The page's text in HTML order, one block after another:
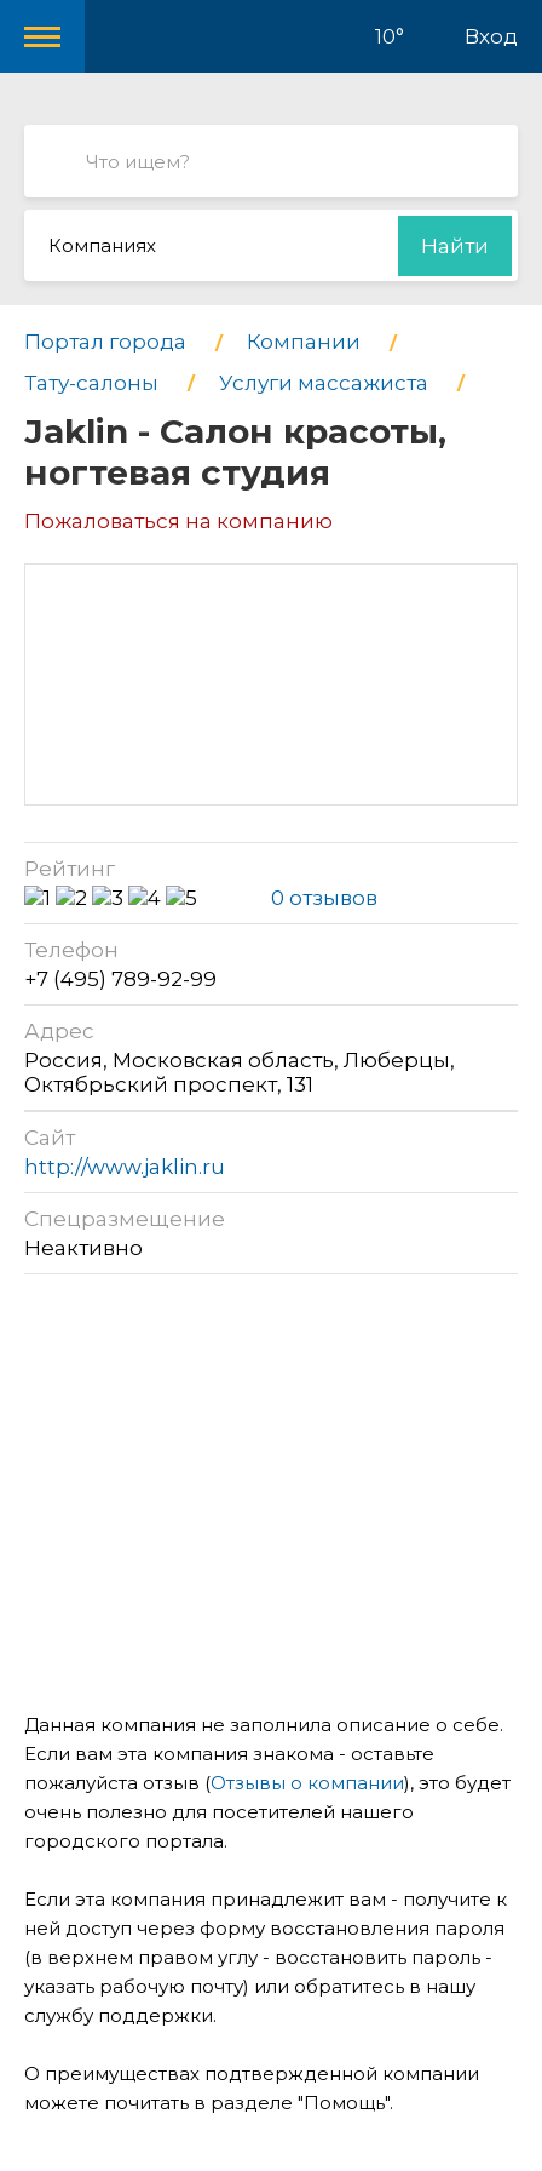
10° Вход
Компаниях Найти
Портал города
Компании
Тату-салоны
Услуги массажиста
Jaklin - Салон красоты,
ногтевая студия
Пожаловаться на компанию
Рейтинг
0 отзывов
Телефон
+7 (495) 789-92-99
Адрес
Россия, Московская область, Люберцы,
Октябрьский проспект, 131
Сайт
http://www.jaklin.ru
Спецразмещение
Неактивно
Данная компания не заполнила описание о себе.
Если вам эта компания знакома - оставьте
пожалуйста отзыв (Отзывы о компании), это будет
очень полезно для посетителей нашего
городского портала.
Если эта компания принадлежит вам - получите к
ней доступ через форму восстановления пароля
(в верхнем правом углу - восстановить пароль -
указать рабочую почту) или обратитесь в нашу
службу поддержки.
О преимуществах подтвержденной компании
можете почитать в разделе "Помощь".